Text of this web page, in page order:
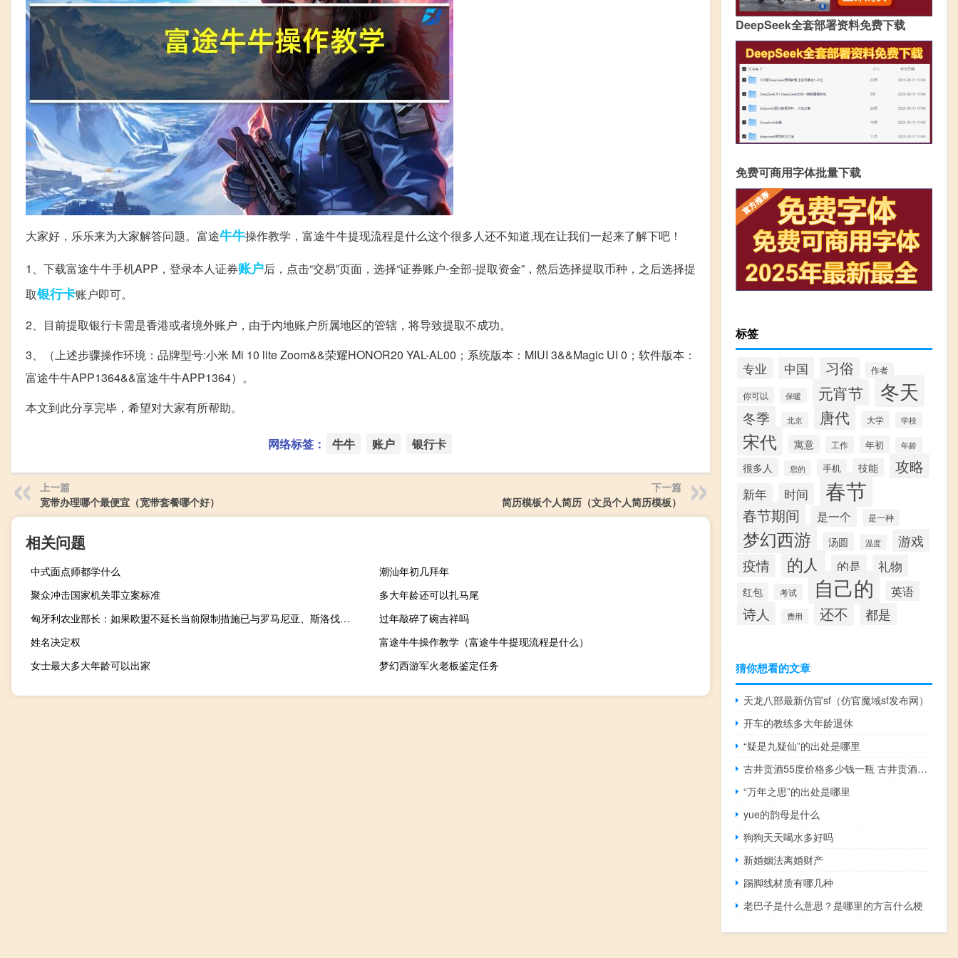
大家好，乐乐来为大家解答问题。富途牛牛操作教学，富途牛牛提现流程是什么这个很多人还不知道,现在让我们一起来了解下吧！
1、下载富途牛牛手机APP，登录本人证券账户后，点击“交易”页面，选择“证券账户-全部-提取资金”，然后选择提取币种，之后选择提
取银行卡账户即可。
2、目前提取银行卡需是香港或者境外账户，由于内地账户所属地区的管辖，将导致提取不成功。
3、（上述步骤操作环境：品牌型号:小米 Mi 10 lite Zoom&&荣耀HONOR20 YAL-AL00；系统版本：MIUI 3&&Magic UI 0；软件版本：
富途牛牛APP1364&&富途牛牛APP1364）。
本文到此分享完毕，希望对大家有所帮助。
网络标签： 牛牛 账户 银行卡
上一篇
宽带办理哪个最便宜（宽带套餐哪个好）
下一篇
简历模板个人简历（文员个人简历模板）
相关问题
中式面点师都学什么
潮汕年初几拜年
聚众冲击国家机关罪立案标准
多大年龄还可以扎马尾
匈牙利农业部长：如果欧盟不延长当前限制措施已与罗马尼亚、斯洛伐克和保加利亚农业部长达成一致将单方面延长对乌克兰谷物的进口禁令至9月15日以后
过年敲碎了碗吉祥吗
姓名决定权
富途牛牛操作教学（富途牛牛提现流程是什么）
女士最大多大年龄可以出家
梦幻西游军火老板鉴定任务
DeepSeek全套部署资料免费下载
免费可商用字体批量下载
标签
专业 中国 习俗 作者
你可以 保暖 元宵节 冬天
冬季 北京 唐代 大学 学校
宋代 寓意 工作 年初 年龄
很多人 您的 手机 技能 攻略
新年 时间 春节
春节期间 是一个 是一种
梦幻西游 汤圆 温度
游戏
疫情
的人 的是 礼物
红包 考试 自己的 英语
诗人 费用 还不 都是
猜你想看的文章
天龙八部最新仿官sf（仿官魔域sf发布网）
开车的教练多大年龄退休
“疑是九疑仙”的出处是哪里
古井贡酒55度价格多少钱一瓶 古井贡酒价格一览表
“万年之思”的出处是哪里
yue的韵母是什么
狗狗天天喝水多好吗
新婚姻法离婚财产
踢脚线材质有哪几种
老巴子是什么意思？是哪里的方言什么梗